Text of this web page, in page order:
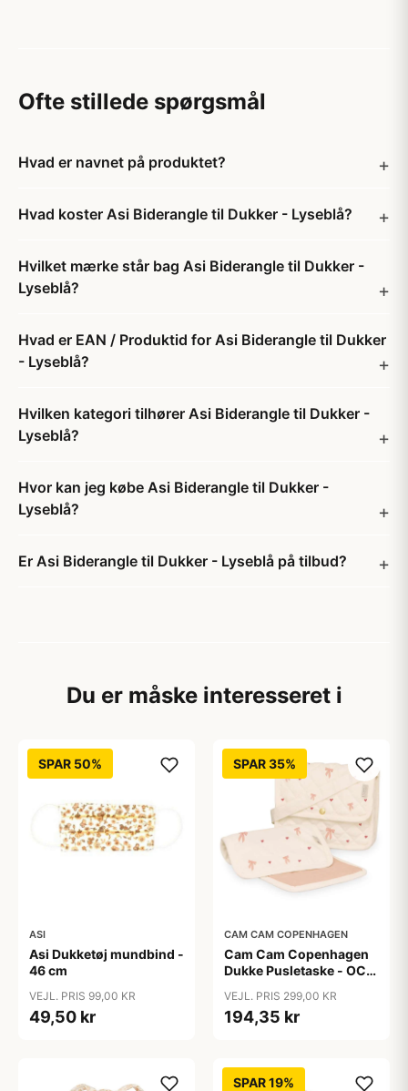
Ofte stillede spørgsmål
Hvad er navnet på produktet?
Hvad koster Asi Biderangle til Dukker - Lyseblå?
Hvilket mærke står bag Asi Biderangle til Dukker -
Lyseblå?
Hvad er EAN / Produktid for Asi Biderangle til Dukker
- Lyseblå?
Hvilken kategori tilhører Asi Biderangle til Dukker -
Lyseblå?
Hvor kan jeg købe Asi Biderangle til Dukker -
Lyseblå?
Er Asi Biderangle til Dukker - Lyseblå på tilbud?
Du er måske interesseret i
SPAR 50%
ASI
Asi Dukketøj mundbind -
46 cm
VEJL. PRIS 99,00 KR
49,50 kr
SPAR 35%
CAM CAM COPENHAGEN
Cam Cam Copenhagen
Dukke Pusletaske - OCS
VEJL. PRIS 299,00 KR
194,35 kr
SPAR 19%